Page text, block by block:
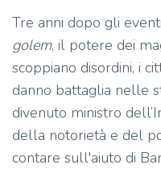
Tre anni dopo gli
golem, il potere dei
scoppiano disordini, i
danno battaglia nelle
divenuto ministro
della notorietà e del
contare sull'aiuto di